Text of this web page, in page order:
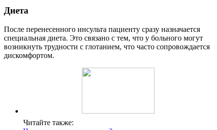
Диета
После перенесенного инсульта пациенту сразу назначается
специальная диета. Это связано с тем, что у больного могут
возникнуть трудности с глотанием, что часто сопровождается
дискомфортом.
Читайте также: